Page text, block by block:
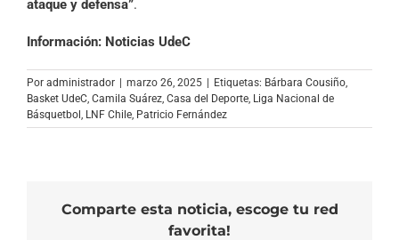
ataque y defensa”.
Información: Noticias UdeC
Por administrador | marzo 26, 2025 | Etiquetas: Bárbara Cousiño
Basket UdeC Camila Suárez Casa del Deporte Liga Nacional de
Básquetbol LNF Chile Patricio Fernández
Comparte esta noticia, escoge tu red
favorita!